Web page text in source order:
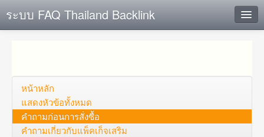
ระบบ FAQ Thailand Backlink
ตั้งคำถาม
ดูคำถาม
คุณต้องการที่จะลงทะเบียนหรือไม่?
หน้าหลัก
แสดงหัวข้อทั้งหมด
คำถาม​ก่อน​การ​สั่งซื้อ​
คำถาม​เกี่ยว​กับ​แพ็คเก็จ​เสริม